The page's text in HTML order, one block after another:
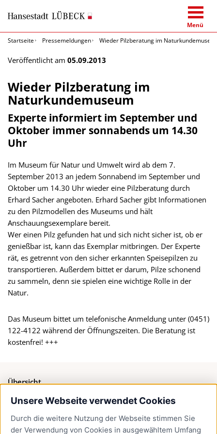
Unsere Webseite verwendet Cookies
Durch die weitere Nutzung der Webseite stimmen Sie
der Verwendung von Cookies in ausgewähltem Umfang
Menü
Startseite
Pressemeldungen Wieder Pilzberatung im
Veröffentlicht am 05.09.2013
Wieder Pilzberatung im
Naturkundemuseum
Experte informiert im September und
Oktober immer sonnabends um 14.30
Uhr
Im Museum für Natur und Umwelt wird ab dem 7.
September 2013 an jedem Sonnabend im September und
Oktober um 14.30 Uhr wieder eine Pilzberatung durch
Erhard Sacher angeboten. Erhard Sacher gibt Informationen
zu den Pilzmodellen des Museums und hält
Anschauungsexemplare bereit.
Wer einen Pilz gefunden hat und sich nicht sicher ist, ob er
genießbar ist, kann das Exemplar mitbringen. Der Experte
rät, es getrennt von den sicher erkannten Speisepilzen zu
transportieren. Außerdem bittet er darum, Pilze schonend
zu sammeln, denn sie spielen eine wichtige Rolle in der
Natur.
Das Museum bittet um telefonische Anmeldung unter (0451)
122-4122 während der Öffnungszeiten. Die Beratung ist
kostenfrei! +++
Übersicht
Bürgerservice
Presse